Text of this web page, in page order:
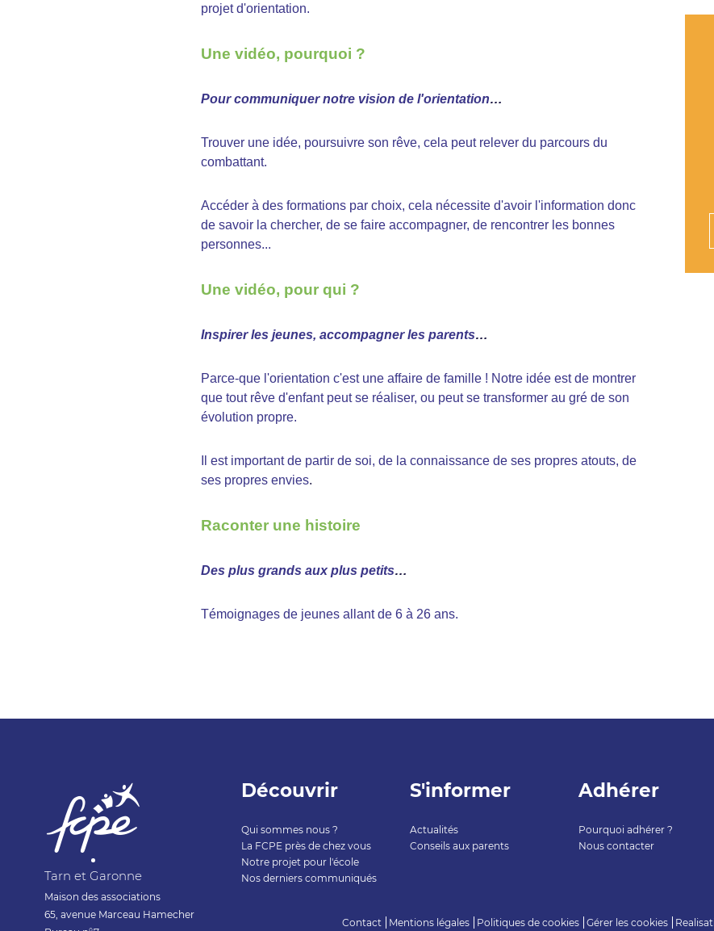
projet d'orientation.
Une vidéo, pourquoi ?
Pour communiquer notre vision de l'orientation…
Trouver une idée, poursuivre son rêve, cela peut relever du parcours du
combattant.
Accéder à des formations par choix, cela nécessite d'avoir l'information donc
de savoir la chercher, de se faire accompagner, de rencontrer les bonnes
personnes...
Une vidéo, pour qui ?
Inspirer les jeunes, accompagner les parents…
Parce-que l'orientation c'est une affaire de famille ! Notre idée est de montrer
que tout rêve d'enfant peut se réaliser, ou peut se transformer au gré de son
évolution propre.
Il est important de partir de soi, de la connaissance de ses propres atouts, de
ses propres envies.
Raconter une histoire
Des plus grands aux plus petits…
Témoignages de jeunes allant de 6 à 26 ans.
Tarn et Garonne
Maison des associations
65, avenue Marceau Hamecher
Découvrir
Qui sommes nous ?
La FCPE près de chez vous
Notre projet pour l'école
Nos derniers communiqués
S'informer
Actualités
Conseils aux parents
Adhérer
Pourquoi adhérer ?
Nous contacter
Contact Mentions légales Politiques de cookies Gérer les cookies